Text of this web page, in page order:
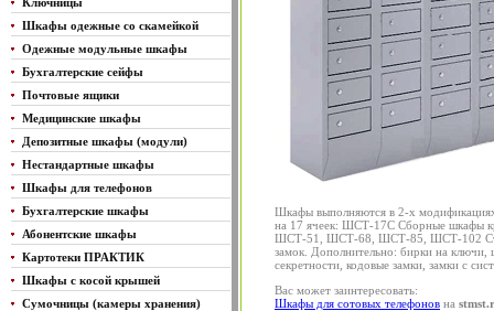
Шкафы одежные со скамейкой
Одежные модульные шкафы
Бухгалтерские сейфы
Почтовые ящики
Медицинские шкафы
Депозитные шкафы (модули)
Нестандартные шкафы
Шкафы для телефонов
Бухгалтерские шкафы
Абонентские шкафы
Картотеки ПРАКТИК
Шкафы с косой крышей
Сумочницы (камеры хранения)
Шкафы выполняются в 2-х
на 17 ячеек: ШСТ-17С Сборные шкафы
ШСТ-51, ШСТ-68, ШСТ-85, ШСТ-102
замок. Дополнительно: бирки на
секретности, кодовые замки, замки с
Вас может заинтересовать:
Шкафы для сотовых телефонов на